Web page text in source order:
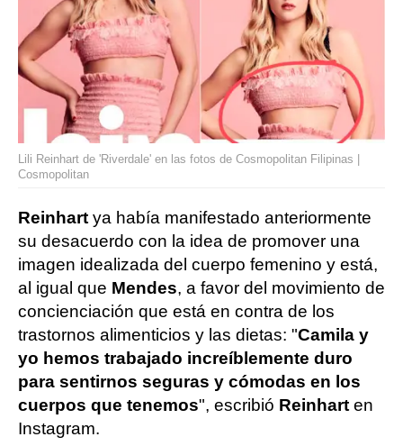
Lili Reinhart de 'Riverdale' en las fotos de Cosmopolitan Filipinas |
Cosmopolitan
Reinhart ya había manifestado anteriormente
su desacuerdo con la idea de promover una
imagen idealizada del cuerpo femenino y está,
al igual que Mendes, a favor del movimiento de
concienciación que está en contra de los
trastornos alimenticios y las dietas: "Camila y
yo hemos trabajado increíblemente duro
para sentirnos seguras y cómodas en los
cuerpos que tenemos", escribió Reinhart en
Instagram.